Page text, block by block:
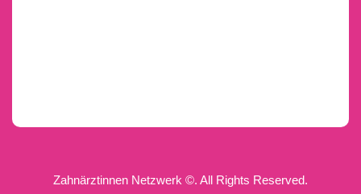
Zahnärztinnen Netzwerk ©. All Rights Reserved.